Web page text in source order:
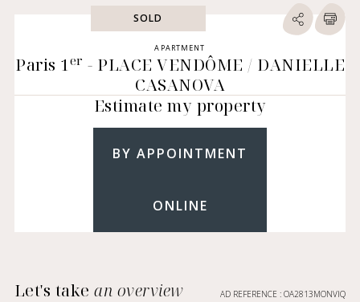
SOLD
APARTMENT
Paris 1er - PLACE VENDÔME / DANIELLE
CASANOVA
Estimate my property
BY APPOINTMENT
ONLINE
Let's takean overview AD REFERENCE : OA2813MONVIQ